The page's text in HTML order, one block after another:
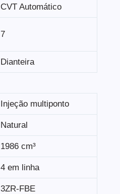
CVT Automático
7
Dianteira
Injeção multiponto
Natural
1986 cm³
4 em linha
3ZR-FBE